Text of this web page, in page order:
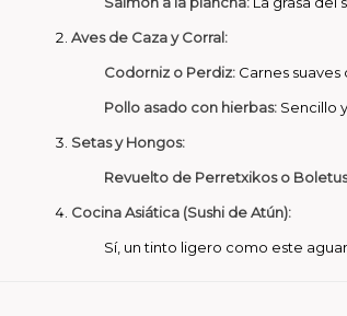
Aves de Caza y Corral:
Codorniz o Perdiz: Carnes
Pollo asado con hierbas: Sencillo
Setas y Hongos:
Revuelto de Perretxikos o
Cocina Asiática (Sushi de Atún):
Sí, un tinto ligero como este